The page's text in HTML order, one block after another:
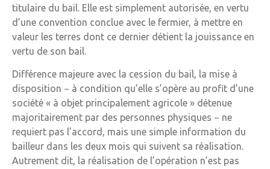
titulaire du bail. Elle est simplement autorisée, en vertu
d’une convention conclue avec le fermier, à mettre en
valeur les terres dont ce dernier détient la jouissance en
vertu de son bail.
Différence majeure avec la cession du bail, la mise à
disposition − à condition qu’elle s’opère au profit d’une
société « à objet principalement agricole » détenue
majoritairement par des personnes physiques − ne
requiert pas l’accord, mais une simple information du
bailleur dans les deux mois qui suivent sa réalisation.
Autrement dit, la réalisation de l’opération n’est pas